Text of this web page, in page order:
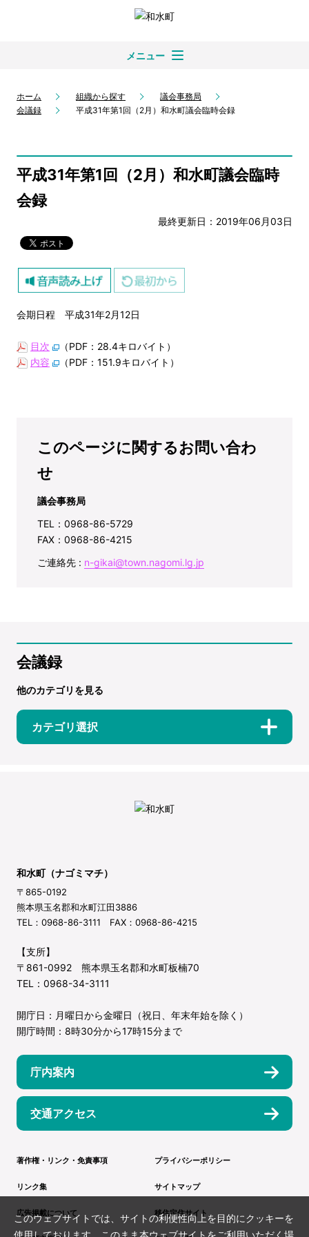
メニュー
ホーム 組織から探す
議会事務局
会議録
平成31年第1回（2月）和水町議会臨時会録
平成31年第1回（2月）和水町議会臨時
会録
最終更新日：2019年06月03日
会期日程 平成31年2月12日
目次
（PDF：28.4キロバイト）
内容
（PDF：151.9キロバイト）
このページに関するお問い合わ
せ
議会事務局
TEL：0968-86-5729
FAX：0968-86-4215
ご連絡先 : n-gikai@town.nagomi.lg.jp
会議録
他のカテゴリを見る
カテゴリ選択
和水町（ナゴミマチ）
〒865-0192
熊本県玉名郡和水町江田3886
TEL：0968-86-3111 FAX：0968-86-4215
【支所】
〒861-0992 熊本県玉名郡和水町板楠70
TEL：0968-34-3111
開庁日：月曜日から金曜日（祝日、年末年始を除く）
開庁時間：8時30分から17時15分まで
庁内案内
交通アクセス
著作権・リンク・免責事項 プライバシーポリシー
リンク集 サイトマップ
広告掲載について 移住定住サイト
このウェブサイトでは、サイトの利便性向上を目的にクッキーを